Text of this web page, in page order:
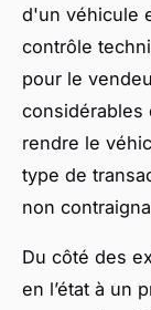
d'un véhicule
contrôle
pour le
considérables
rendre le
type de
non
Du côté des
en l’état à un